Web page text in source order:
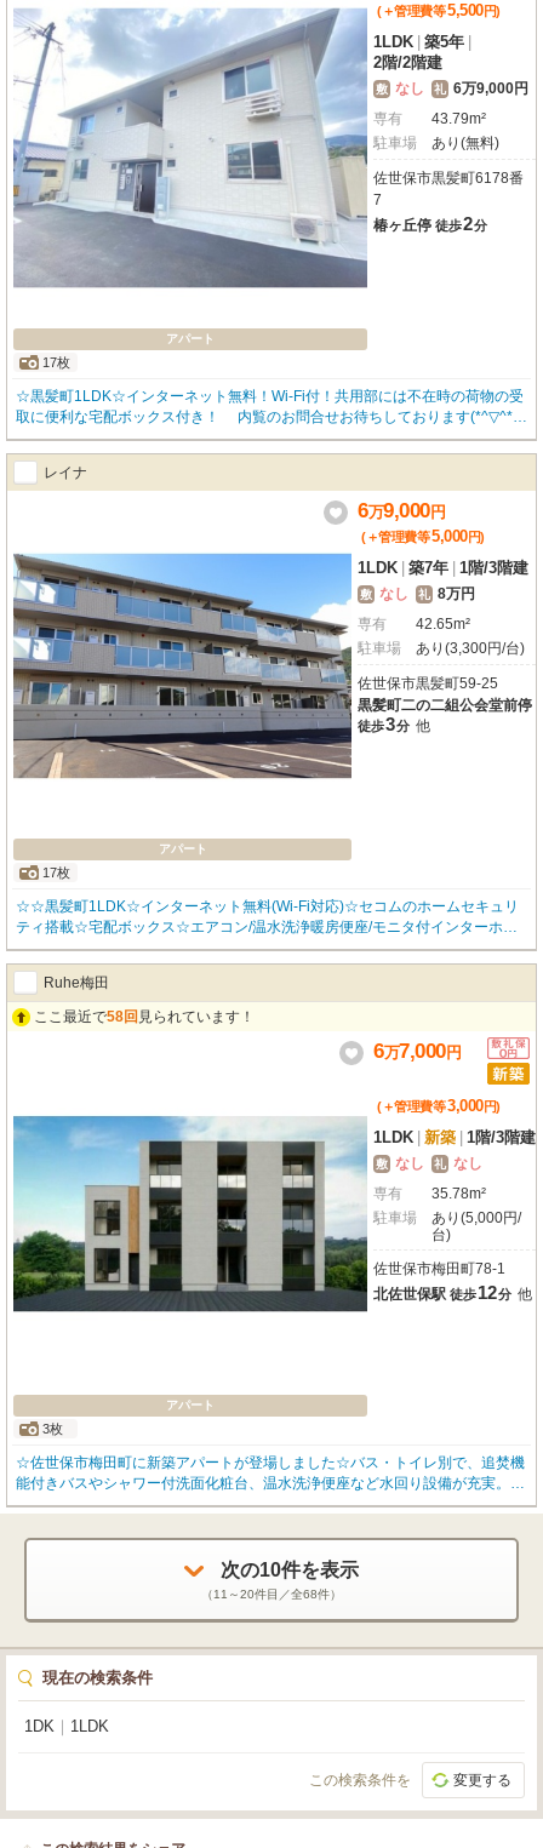
アパート
17枚
(＋管理費等5,500円)
1LDK 築5年
2階/2階建
敷 なし 礼 6万9,000円
専有
43.79m²
駐車場
あり(無料)
佐世保市黒髪町6178番
7
椿ヶ丘停 徒歩2分
☆黒髪町1LDK☆インターネット無料！Wi-Fi付！共用部には不在時の荷物の受
取に便利な宅配ボックス付き！ 内覧のお問合せお待ちしております(*^▽^*)
☆敷地内駐車場☆
レイナ
アパート
17枚
6万9,000円
(＋管理費等5,000円)
1LDK 築7年 1階/3階建
敷 なし 礼 8万円
専有
42.65m²
駐車場
あり(3,300円/台)
佐世保市黒髪町59-25
黒髪町二の二組公会堂前停
徒歩3分 他
☆☆黒髪町1LDK☆インターネット無料(Wi-Fi対応)☆セコムのホームセキュリ
ティ搭載☆宅配ボックス☆エアコン/温水洗浄暖房便座/モニタ付インターホン/
対面キッチン/浴室換気乾燥機/追い焚き給湯/洗髪洗面化粧台/室内物干し/床下
収納/クローゼット/シューズボックス（トールタイプ）など充実設備☆☆お問
い合わせはお気軽にみらいハウジングまで☆☆
Ruhe梅田
ここ最近で58回 見られています！
アパート
3枚
6万7,000円
(＋管理費等3,000円)
1LDK 新築 1階/3階建
敷 なし 礼 なし
専有
35.78m²
駐車場
あり(5,000円/
台)
佐世保市梅田町78-1
北佐世保駅 徒歩12分 他
☆佐世保市梅田町に新築アパートが登場しました☆バス・トイレ別で、追焚機
能付きバスやシャワー付洗面化粧台、温水洗浄便座など水回り設備が充実。キ
ッチンはお手入れがしやすく安全性の高いIHクッキングヒーターを採用してい
すっきりと保てます。室内洗濯機置場やエアコン、複層ガラスなど快適な暮ら
しをサポートする設備も完備。バルコニー付きで日当たり・風通しも良好で
す。新築ならではのきれいなお部屋で新生活をスタートしてみませんか。
次の10件を表示
（11～20件目／全68件）
現在の検索条件
1DK 1LDK
この検索条件を 変更する